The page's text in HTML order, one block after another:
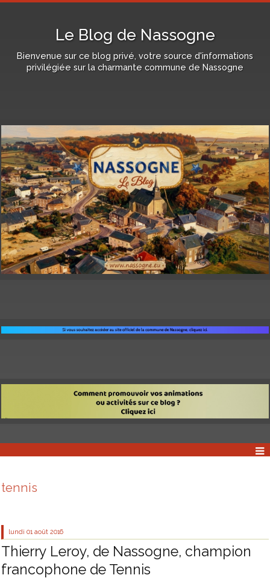
Le Blog de Nassogne
Bienvenue sur ce blog privé, votre source d'informations
privilégiée sur la charmante commune de Nassogne
tennis
lundi 01 août 2016
Thierry Leroy, de Nassogne, champion
francophone de Tennis